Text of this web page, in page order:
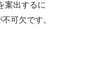
案出するに
可欠です。